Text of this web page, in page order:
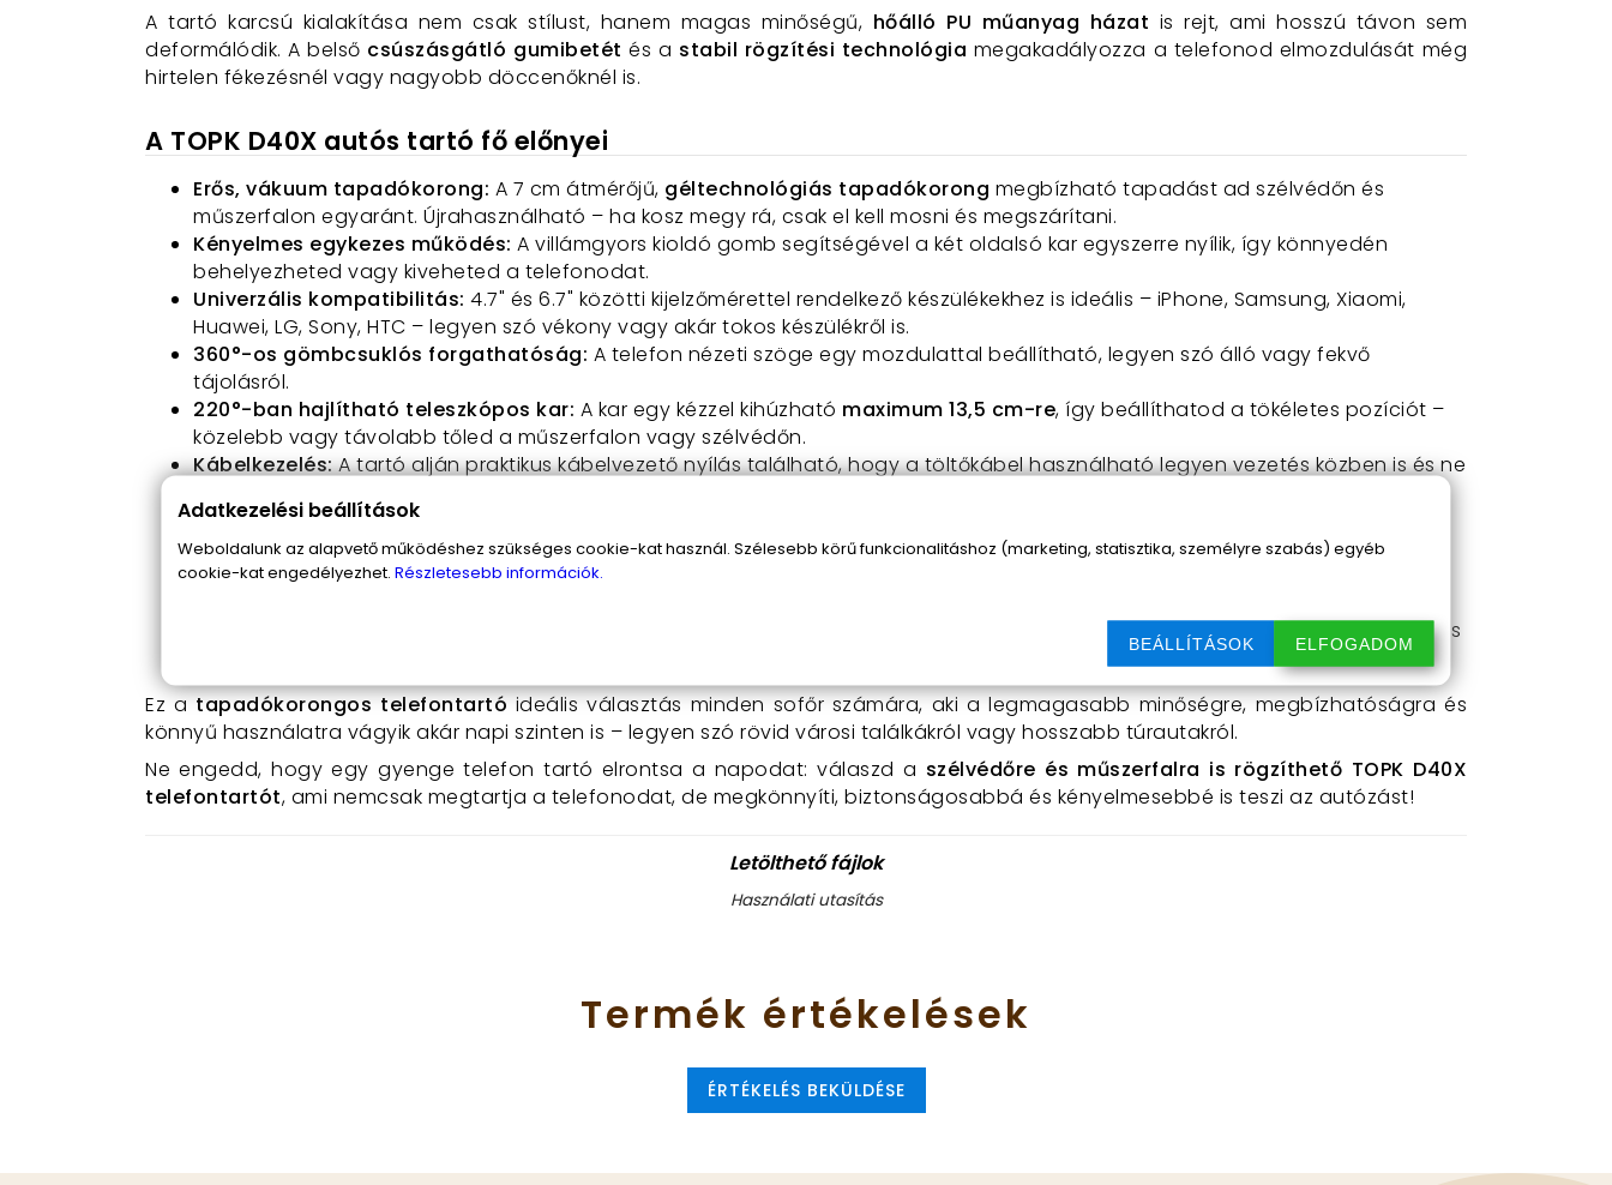
A tartó karcsú kialakítása nem csak stílust, hanem magas minőségű, hőálló PU műanyag házat is rejt, ami hosszú távon sem
deformálódik. A belső csúszásgátló gumibetét és a stabil rögzítési technológia megakadályozza a telefonod elmozdulását még
hirtelen fékezésnél vagy nagyobb döccenőknél is.
A TOPK D40X autós tartó fő előnyei
Erős, vákuum tapadókorong: A 7 cm átmérőjű, géltechnológiás tapadókorong megbízható tapadást ad szélvédőn és
műszerfalon egyaránt. Újrahasználható – ha kosz megy rá, csak el kell mosni és megszárítani.
Kényelmes egykezes működés: A villámgyors kioldó gomb segítségével a két oldalsó kar egyszerre nyílik, így könnyedén
behelyezheted vagy kiveheted a telefonodat.
Univerzális kompatibilitás: 4.7" és 6.7" közötti kijelzőmérettel rendelkező készülékekhez is ideális – iPhone, Samsung, Xiaomi,
Huawei, LG, Sony, HTC – legyen szó vékony vagy akár tokos készülékről is.
360°-os gömbcsuklós forgathatóság: A telefon nézeti szöge egy mozdulattal beállítható, legyen szó álló vagy fekvő
tájolásról.
220°-ban hajlítható teleszkópos kar: A kar egy kézzel kihúzható maximum 13,5 cm-re, így beállíthatod a tökéletes pozíciót –
közelebb vagy távolabb tőled a műszerfalon vagy szélvédőn.
Kábelkezelés:A tartó alján praktikus kábelvezető nyílás található, hogy a töltőkábel használható legyen vezetés közben is és ne
Hőálló, környezetbarát kivitel:
nem reped vagy töredezik el.
Modern, letisztult design:A divatos dizájn visszafogott eleganciát nyújt, legyen szó sportos vagy üzleti autóbelsőről – minden
Kis helyet foglal, mindössze 110 gramm, így autócserénél vagy utazásnál is
Ez atapadókorongos telefontartóideális választás minden sofőr számára, aki a legmagasabb minőségre, megbízhatóságra és
könnyű használatra vágyik akár napi szinten is – legyen szó rövid városi találkákról vagy hosszabb túrautakról.
Ne engedd, hogy egy gyenge telefon tartó elrontsa a napodat: válaszd a szélvédőre és műszerfalra is rögzíthető TOPK D40X
telefontartót, ami nemcsak megtartja a telefonodat, de megkönnyíti, biztonságosabbá és kényelmesebbé is teszi az autózást!
Letölthető fájlok
Használati utasítás
Termék értékelések
ÉRTÉKELÉS BEKÜLDÉSE
Adatkezelési beállítások
Weboldalunk az alapvető működéshez szükséges cookie-kat használ. Szélesebb körű funkcionalitáshoz (marketing, statisztika, személyre szabás) egyéb
cookie-kat engedélyezhet. Részletesebb információk.
BEÁLLÍTÁSOK ELFOGADOM